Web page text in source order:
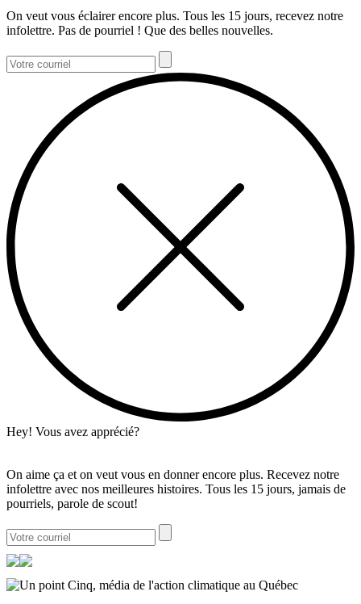
On veut vous éclairer encore plus. Tous les 15 jours, recevez notre
infolettre. Pas de pourriel ! Que des belles nouvelles.
Hey! Vous avez apprécié?
On aime ça et on veut vous en donner encore plus. Recevez notre
infolettre avec nos meilleures histoires. Tous les 15 jours, jamais de
pourriels, parole de scout!